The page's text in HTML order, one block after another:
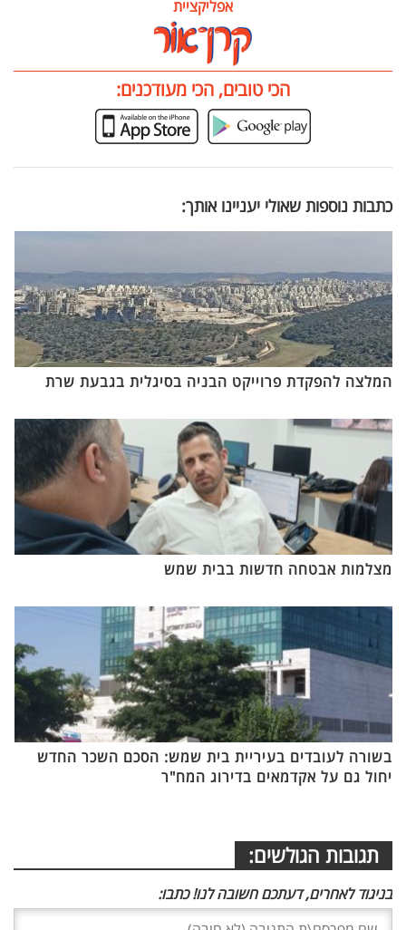
אפליקציית
הכי טובים, הכי מעודכנים:
כתבות נוספות שאולי יעניינו אותך:
המלצה להפקדת פרוייקט הבניה בסיגלית בגבעת שרת
מצלמות אבטחה חדשות בבית שמש
בשורה לעובדים בעיריית בית שמש: הסכם השכר החדש
יחול גם על אקדמאים בדירוג המח"ר
תגובות הגולשים:
בניגוד לאחרים, דעתכם חשובה לנו! כתבו: